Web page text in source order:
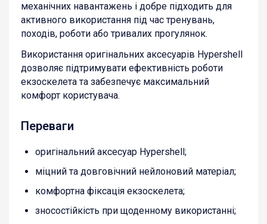
механічних навантажень і добре підходить для
активного використання під час тренувань,
походів, роботи або тривалих прогулянок.
Використання оригінальних аксесуарів Hypershell
дозволяє підтримувати ефективність роботи
екзоскелета та забезпечує максимальний
комфорт користувача.
Переваги
оригінальний аксесуар Hypershell;
міцний та довговічний нейлоновий матеріал;
комфортна фіксація екзоскелета;
зносостійкість при щоденному використанні;